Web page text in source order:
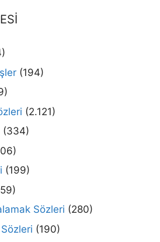
(194)
(2.121)
(334)
(199)
Sözleri (280)
(190)